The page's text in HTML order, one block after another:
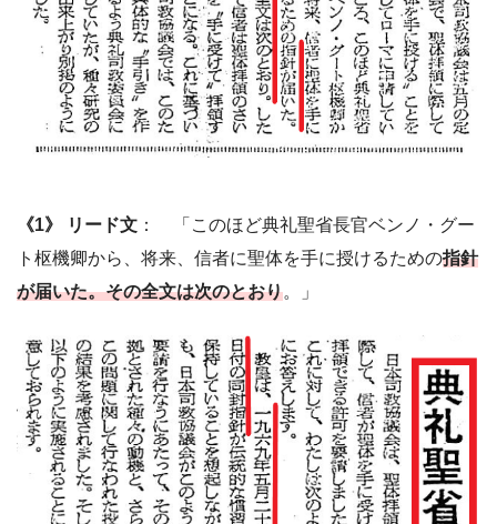
《1》 リード文 ： 「このほど典礼聖省長官ベンノ・グー
ト枢機卿から、将来、信者に聖体を手に授けるための指針
が届いた。その全文は次のとおり。」